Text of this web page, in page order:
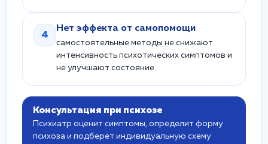
4
Нет эффекта от самопомощи
самостоятельные методы не снижают
интенсивность психотических симптомов и
не улучшают состояние.
Консультация при психозе
Психиатр оценит симптомы, определит форму
психоза и подберёт индивидуальную схему